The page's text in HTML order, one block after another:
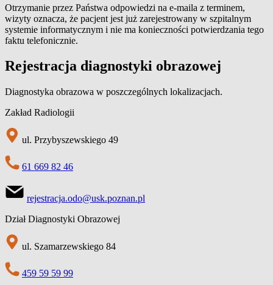
Otrzymanie przez Państwa odpowiedzi na e-maila z terminem,
wizyty oznacza, że pacjent jest już zarejestrowany w szpitalnym
systemie informatycznym i nie ma konieczności potwierdzania tego
faktu telefonicznie.
Rejestracja diagnostyki obrazowej
Diagnostyka obrazowa w poszczególnych lokalizacjach.
Zakład Radiologii
ul. Przybyszewskiego 49
61 669 82 46
rejestracja.odo@usk.poznan.pl
Dział Diagnostyki Obrazowej
ul. Szamarzewskiego 84
459 59 59 99